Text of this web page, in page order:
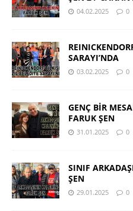
04.02.2025 0
SARAYI’NDA
03.02.2025 0
GENÇ BİR
FARUK ŞEN
31.01.2025 0
SINIF
ŞEN
29.01.2025 0